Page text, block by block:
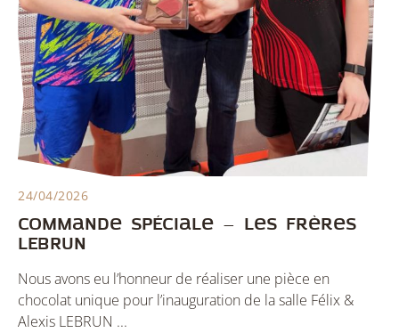
Commande spéciale – Les frères
LEBRUN
Nous avons eu l’honneur de réaliser une pièce en
chocolat unique pour l’inauguration de la salle Félix &
Alexis LEBRUN ...
24/04/2026